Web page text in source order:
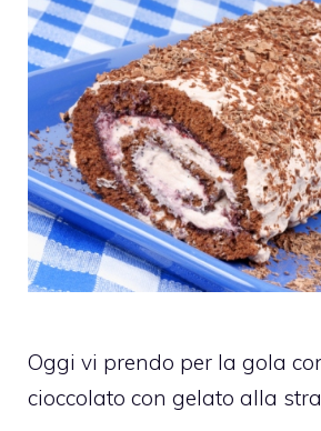
Oggi vi prendo per la gola
cioccolato con gelato alla